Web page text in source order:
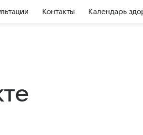
Контакты Календарь